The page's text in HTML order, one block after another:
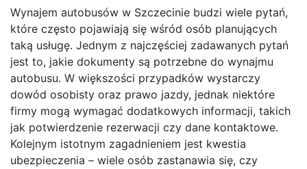
Wynajem autobusów w Szczecinie budzi wiele pytań,
które często pojawiają się wśród osób planujących
taką usługę. Jednym z najczęściej zadawanych pytań
jest to, jakie dokumenty są potrzebne do wynajmu
autobusu. W większości przypadków wystarczy
dowód osobisty oraz prawo jazdy, jednak niektóre
firmy mogą wymagać dodatkowych informacji, takich
jak potwierdzenie rezerwacji czy dane kontaktowe.
Kolejnym istotnym zagadnieniem jest kwestia
ubezpieczenia – wiele osób zastanawia się, czy